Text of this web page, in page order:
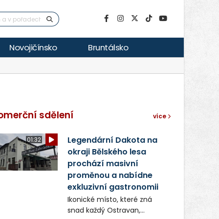
Novojičínsko Bruntálsko
sdělení více
01:32
Legendární Dakota na
okraji Bělského lesa
prochází masivní
proměnou a nabídne
exkluzivní gastronomii
Ikonické místo, které zná
snad každý Ostravan,